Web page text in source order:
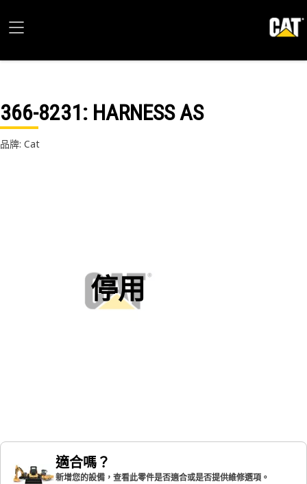
366-8231: HARNESS AS
品牌: Cat
停用
適合嗎？
新增您的設備，查看此零件是否適合或是否提供維修選項。